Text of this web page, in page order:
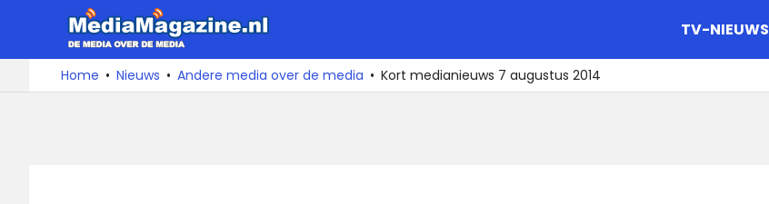
de
De
media
over
TV-NIEUWS
Home Nieuws Andere media over de media Kort medianieuws 7 augustus 2014